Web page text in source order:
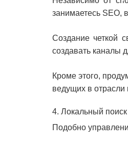
занимаетесь SEO,
Создание четкой
создавать каналы
Кроме этого,
ведущих в отрасли
4. Локальный поиск
Подобно